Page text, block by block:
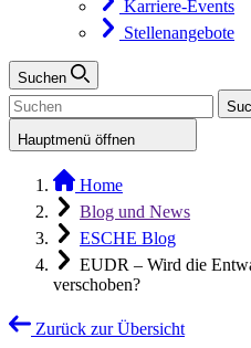
Karriere-Events
Stellenangebote
Suchen
Hauptmenü öffnen
Home
Blog und News
ESCHE Blog
EUDR – Wird die
verschoben?
Zurück zur Übersicht